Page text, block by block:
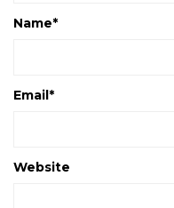
Name*
Email*
Website